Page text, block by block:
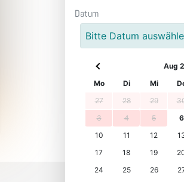
Datum
Bitte Datum
Aug
Mo
Di Mi
27
28 29
3
4 5 6
10
11 12
17
18 19
24
25 26